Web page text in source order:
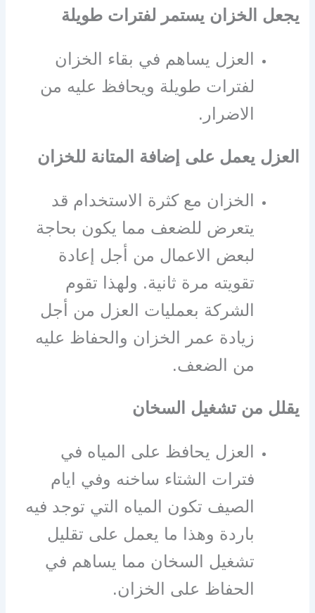
يجعل الخزان يستمر لفترات طويلة
العزل يساهم في بقاء الخزان
لفترات طويلة ويحافظ عليه من
الاضرار.
العزل يعمل على إضافة المتانة للخزان
الخزان مع كثرة الاستخدام قد
يتعرض للضعف مما يكون بحاجة
لبعض الاعمال من أجل إعادة
تقويته مرة ثانية. ولهذا تقوم
الشركة بعمليات العزل من أجل
زيادة عمر الخزان والحفاظ عليه
من الضعف.
يقلل من تشغيل السخان
العزل يحافظ على المياه في
فترات الشتاء ساخنه وفي ايام
الصيف تكون المياه التي توجد فيه
باردة وهذا ما يعمل على تقليل
تشغيل السخان مما يساهم في
الحفاظ على الخزان.